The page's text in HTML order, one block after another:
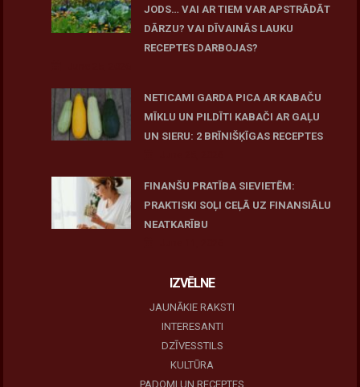
JODS… VAI AR TIEM VAR APSTRĀDĀT
DĀRZU? VAI DĪVAINĀS LAUKU
RECEPTES DARBOJAS?
NETICAMI GARDA PICA AR KABAČU
MĪKLU UN PILDĪTI KABAČI AR GAĻU
UN SIERU: 2 BRĪNIŠĶĪGAS RECEPTES
FINANŠU PRATĪBA SIEVIETĒM:
PRAKTISKI SOĻI CEĻĀ UZ FINANSIĀLU
NEATKARĪBU
IZVĒLNE
JAUNĀKIE RAKSTI
INTERESANTI
DZĪVESSTILS
KULTŪRA
PADOMI UN RECEPTES